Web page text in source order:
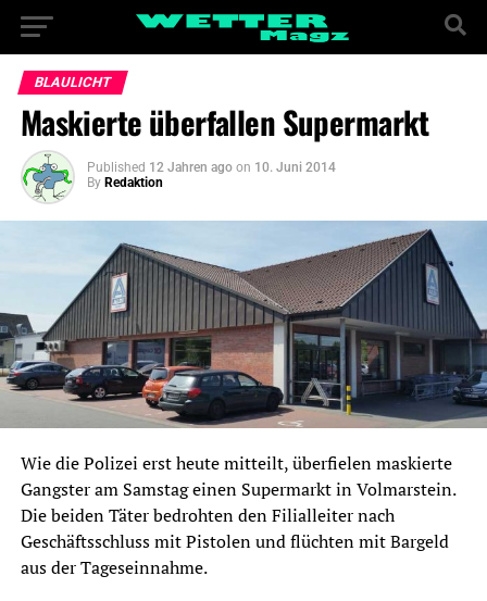
BLAULICHT
Maskierte überfallen Supermarkt
Published 12 Jahren ago on 10. Juni 2014
By Redaktion
Wie die Polizei erst heute mitteilt, überfielen maskierte
Gangster am Samstag einen Supermarkt in Volmarstein.
Die beiden Täter bedrohten den Filialleiter nach
Geschäftsschluss mit Pistolen und flüchten mit Bargeld
aus der Tageseinnahme.